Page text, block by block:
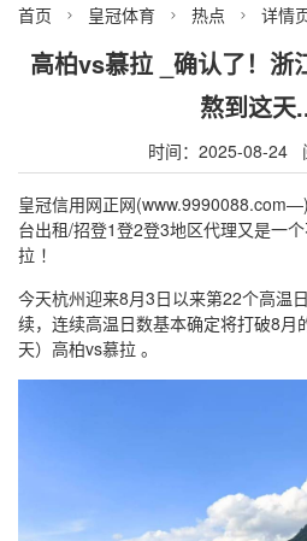
首页  皇冠体育  热点  详情
高柏vs慕拉 _确认了！浙
熬到这天
时间：2025-08-24
皇冠信用网正网
台出租/招登1登2登3地区代理又是一
拉 ！
今天杭州迎来8月3日以来第22个高温
续，连续高温日数基本确定将打破8月
天）高柏vs慕拉 。